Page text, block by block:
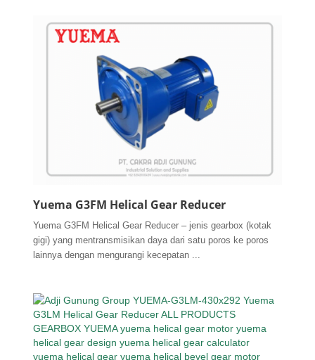
Yuema G3FM Helical Gear Reducer
Yuema G3FM Helical Gear Reducer – jenis gearbox (kotak
gigi) yang mentransmisikan daya dari satu poros ke poros
lainnya dengan mengurangi kecepatan ...